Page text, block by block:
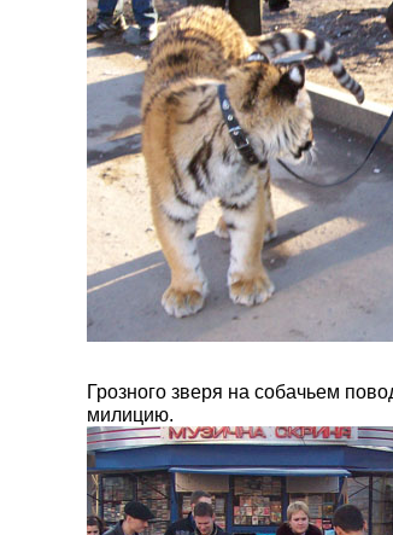
Грозного зверя на собачьем
милицию.